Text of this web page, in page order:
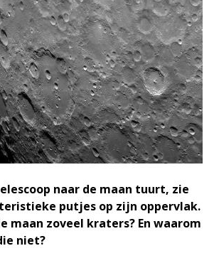
naar de maan tuurt, zie
putjes op zijn oppervlak.
maan zoveel kraters? En waarom
niet?